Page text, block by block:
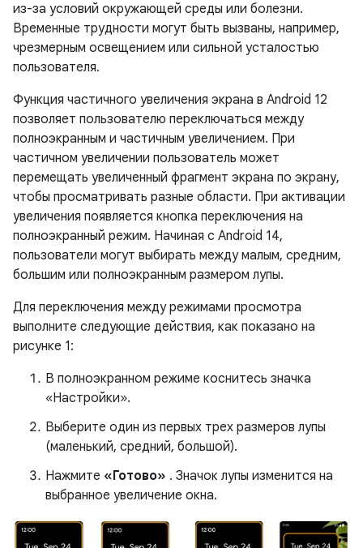
из-за условий окружающей среды или болезни.
Временные трудности могут быть вызваны, например,
чрезмерным освещением или сильной усталостью
пользователя.
Функция частичного увеличения экрана в Android 12
позволяет пользователю переключаться между
полноэкранным и частичным увеличением. При
частичном увеличении пользователь может
перемещать увеличенный фрагмент экрана по экрану,
чтобы просматривать разные области. При активации
увеличения появляется кнопка переключения на
полноэкранный режим. Начиная с Android 14,
пользователи могут выбирать между малым, средним,
большим или полноэкранным размером лупы.
Для переключения между режимами просмотра
выполните следующие действия, как показано на
рисунке 1:
В полноэкранном режиме коснитесь значка
«Настройки».
Выберите один из первых трех размеров лупы
(маленький, средний, большой).
Нажмите «Готово» . Значок лупы изменится на
выбранное увеличение окна.